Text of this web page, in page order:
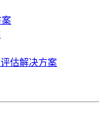
案
估解决方案